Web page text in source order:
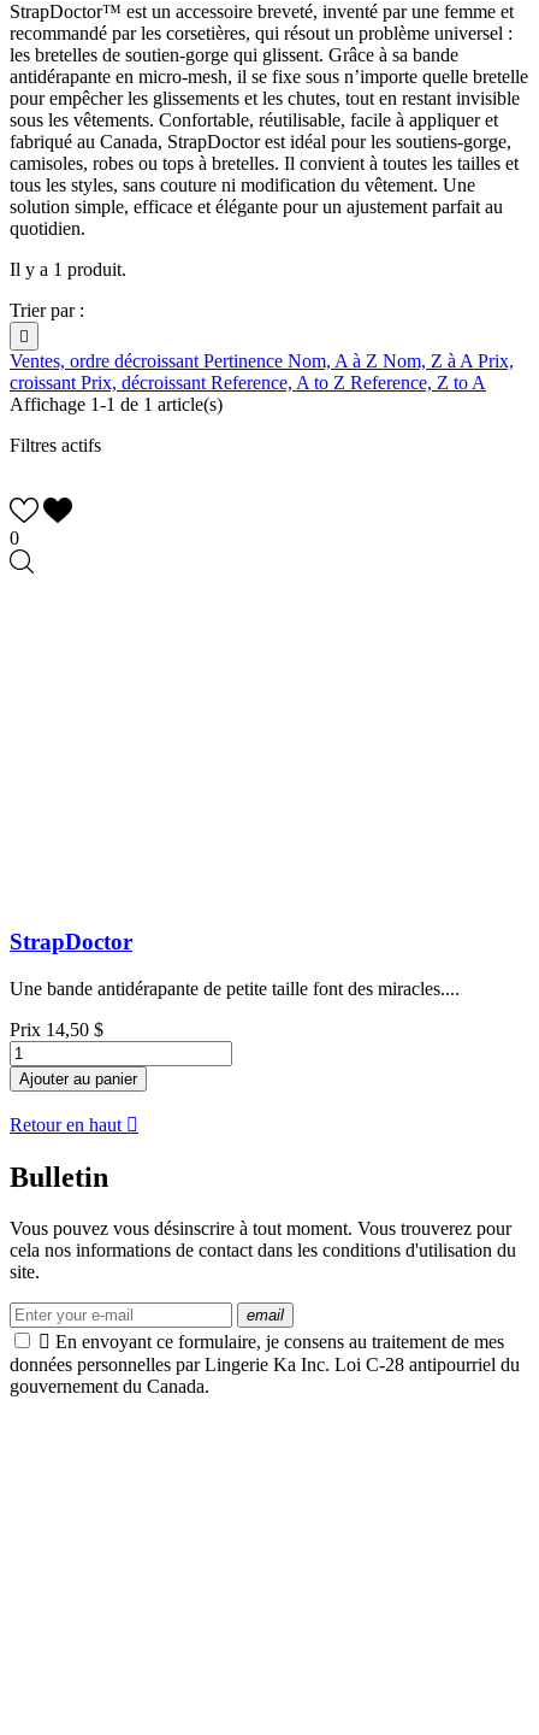
StrapDoctor™ est un accessoire breveté, inventé par une femme et
recommandé par les corsetières, qui résout un problème universel :
les bretelles de soutien-gorge qui glissent. Grâce à sa bande
antidérapante en micro-mesh, il se fixe sous n’importe quelle bretelle
pour empêcher les glissements et les chutes, tout en restant invisible
sous les vêtements. Confortable, réutilisable, facile à appliquer et
fabriqué au Canada, StrapDoctor est idéal pour les soutiens-gorge,
camisoles, robes ou tops à bretelles. Il convient à toutes les tailles et
tous les styles, sans couture ni modification du vêtement. Une
solution simple, efficace et élégante pour un ajustement parfait au
quotidien.
Il y a 1 produit.
Trier par :

Ventes, ordre décroissant Pertinence Nom, A à Z Nom, Z à A Prix,
croissant Prix, décroissant Reference, A to Z Reference, Z to A
Affichage 1-1 de 1 article(s)
Filtres actifs
0
StrapDoctor
Une bande antidérapante de petite taille font des miracles....
Prix 14,50 $
Ajouter au panier
Retour en haut 
Bulletin
Vous pouvez vous désinscrire à tout moment. Vous trouverez pour
cela nos informations de contact dans les conditions d'utilisation du
site.
email
 En envoyant ce formulaire, je consens au traitement de mes
données personnelles par Lingerie Ka Inc. Loi C-28 antipourriel du
gouvernement du Canada.